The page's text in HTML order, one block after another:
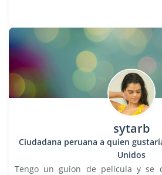
sytarb
Ciudadana peruana a quien
Unidos
Tengo un guion de pelicula y se